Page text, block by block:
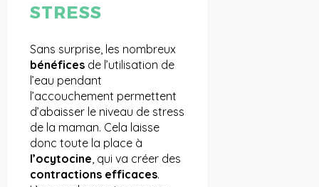
STRESS
Sans surprise, les nombreux
bénéficesde l’utilisation de
l’eau pendant
l’accouchement permettent
d’abaisser le niveau de stress
de la maman. Cela laisse
donc toute la place à
l’ocytocine , qui va créer des
contractions efficaces.